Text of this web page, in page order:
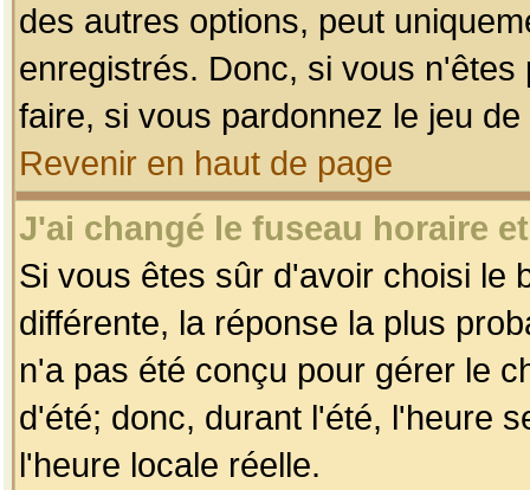
des autres options, peut
enregistrés. Donc, si vous
faire, si vous pardonnez le jeu
Revenir en haut de page
J'ai changé le fuseau horaire
Si vous êtes sûr d'avoir choisi le
différente, la réponse la plus
n'a pas été conçu pour gérer le
d'été; donc, durant l'été, l'heure
l'heure locale réelle.